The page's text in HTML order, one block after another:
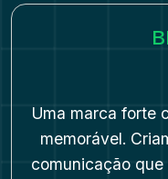
Uma marca forte
memorável.
comunicação